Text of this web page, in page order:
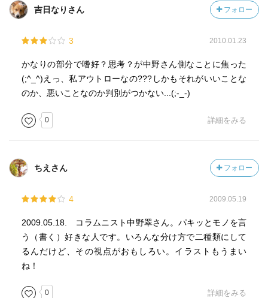
吉日なりさん フォロー
3 2010.01.23
かなりの部分で嗜好？思考？が中野さん側なことに焦った
(;^_^)えっ、私アウトローなの???しかもそれがいいことな
のか、悪いことなのか判別がつかない...(;-_-)
0 詳細をみる
ちえさん フォロー
4 2009.05.19
2009.05.18. コラムニスト中野翠さん。パキッとモノを言
う（書く）好きな人です。いろんな分け方で二種類にして
るんだけど、その視点がおもしろい。イラストもうまい
ね！
0 詳細をみる